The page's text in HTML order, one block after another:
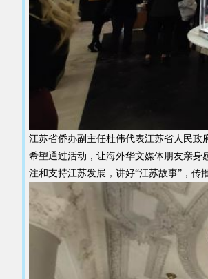
江苏省侨办副主任杜伟代表江苏省人民
希望通过活动，让海外华文媒体朋友亲
注和支持江苏发展，讲好“江苏故事”，传